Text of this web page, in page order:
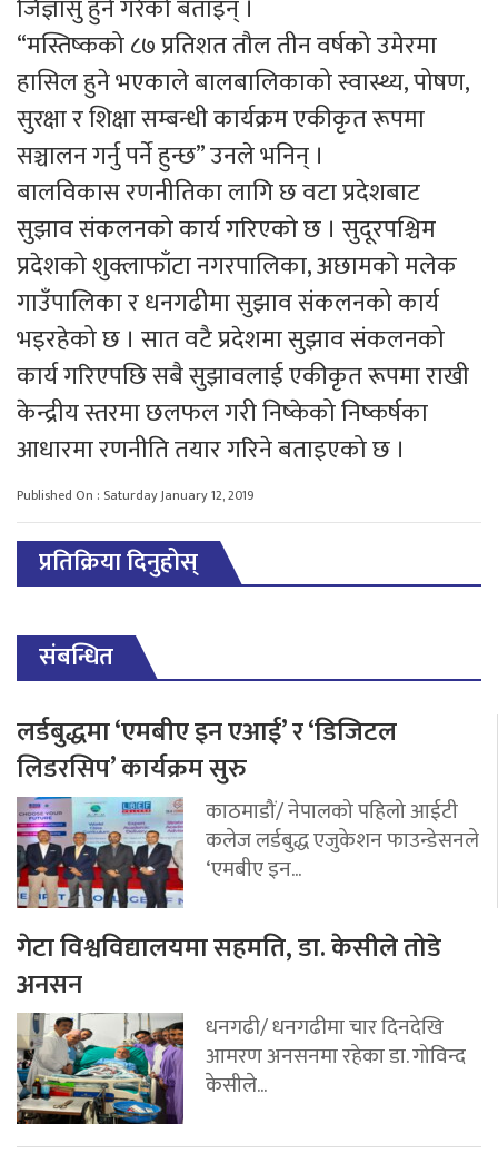
जिज्ञासु हुने गरेको बताइन् ।
“मस्तिष्कको ८७ प्रतिशत तौल तीन वर्षको उमेरमा
हासिल हुने भएकाले बालबालिकाको स्वास्थ्य, पोषण,
सुरक्षा र शिक्षा सम्बन्धी कार्यक्रम एकीकृत रूपमा
सञ्चालन गर्नु पर्ने हुन्छ” उनले भनिन् ।
बालविकास रणनीतिका लागि छ वटा प्रदेशबाट
सुझाव संकलनको कार्य गरिएको छ । सुदूरपश्चिम
प्रदेशको शुक्लाफाँटा नगरपालिका, अछामको मलेक
गाउँपालिका र धनगढीमा सुझाव संकलनको कार्य
भइरहेको छ । सात वटै प्रदेशमा सुझाव संकलनको
कार्य गरिएपछि सबै सुझावलाई एकीकृत रूपमा राखी
केन्द्रीय स्तरमा छलफल गरी निष्केको निष्कर्षका
आधारमा रणनीति तयार गरिने बताइएको छ ।
Published On : Saturday January 12, 2019
प्रतिक्रिया दिनुहोस्
संबन्धित
लर्डबुद्धमा ‘एमबीए इन एआई’ र ‘डिजिटल
लिडरसिप’ कार्यक्रम सुरु
काठमाडौं/ नेपालको पहिलो आईटी
कलेज लर्डबुद्ध एजुकेशन फाउन्डेसनले
‘एमबीए इन...
गेटा विश्वविद्यालयमा सहमति, डा. केसीले तोडे
अनसन
धनगढी/ धनगढीमा चार दिनदेखि
आमरण अनसनमा रहेका डा. गोविन्द
केसीले...